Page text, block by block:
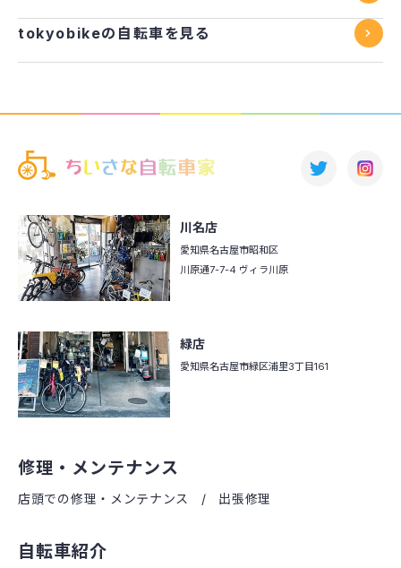
tokyobikeの自転車を見る
川名店
愛知県名古屋市昭和区
川原通7-7-4 ヴィラ川原
緑店
愛知県名古屋市緑区浦里3丁目161
修理・メンテナンス
店頭での修理・メンテナンス 出張修理
自転車紹介